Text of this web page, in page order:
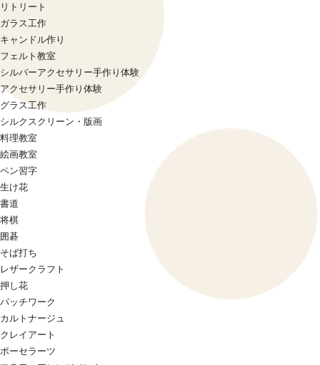
リトリート
ガラス工作
キャンドル作り
フェルト教室
シルバーアクセサリー手作り体験
アクセサリー手作り体験
グラス工作
シルクスクリーン・版画
料理教室
絵画教室
ペン習字
生け花
書道
将棋
囲碁
そば打ち
レザークラフト
押し花
パッチワーク
カルトナージュ
クレイアート
ポーセラーツ